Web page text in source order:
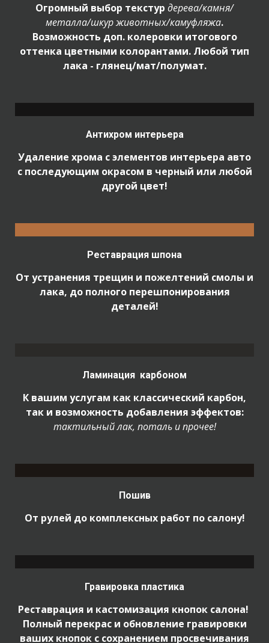
Огромный выбор текстур дерева/камня/
металла/шкур животных/камуфляжа.
Возможность доп. колеровки итогового
оттенка цветными колорантами. Любой тип
лака - глянец/мат/полумат.
Антихром интерьера
Удаление хрома с элементов интерьера авто
с последующим окрасом в черный или любой
другой цвет!
Реставрация шпона
От устранения трещин и пожелтений смолы и
лака, до полного перешпонирования
деталей!
Ламинация карбоном
К вашим услугам как классический карбон,
так и возможность добавления эффектов:
тактильный лак, поталь и прочее!
Пошив
От рулей до комплексных работ по салону!
Гравировка пластика
Реставрация и кастомизация кнопок салона!
Полный перекрас и обновление гравировки
ваших кнопок с сохранением просвечивания